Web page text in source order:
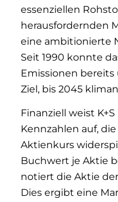
essenziellen
herausfordernden
eine ambitionierte
Seit 1990 konnte
Emissionen
Ziel, bis 2045
Finanziell weist
Kennzahlen auf,
Aktienkurs
Buchwert je Aktie
notiert die Aktie
Dies ergibt eine